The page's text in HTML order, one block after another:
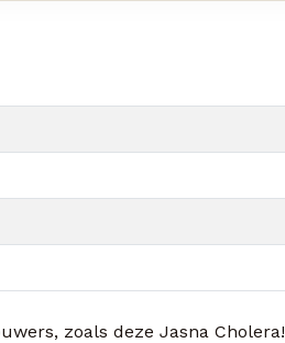
zoals deze Jasna Cholera!